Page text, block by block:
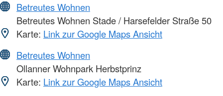
Betreutes Wohnen
Betreutes Wohnen Stade / Harsefelder Straße 50
Karte: Link zur Google Maps Ansicht
Betreutes Wohnen
Ollanner Wohnpark Herbstprinz
Karte: Link zur Google Maps Ansicht